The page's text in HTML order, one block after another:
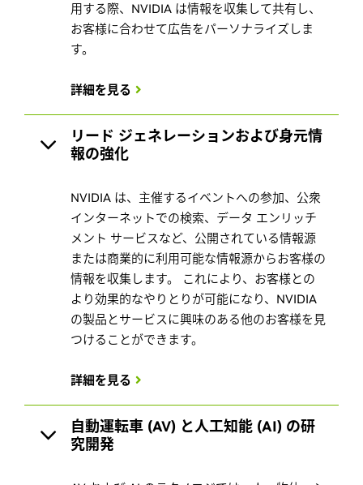
用する際、NVIDIA は情報を収集して共有し、
お客様に合わせて広告をパーソナライズしま
す。
詳細を見る
リード ジェネレーションおよび身元情
報の強化
NVIDIA は、主催するイベントへの参加、公衆
インターネットでの検索、データ エンリッチ
メント サービスなど、公開されている情報源
または商業的に利用可能な情報源からお客様の
情報を収集します。 これにより、お客様との
より効果的なやりとりが可能になり、NVIDIA
の製品とサービスに興味のある他のお客様を見
つけることができます。
詳細を見る
自動運転車 (AV) と人工知能 (AI) の研
究開発